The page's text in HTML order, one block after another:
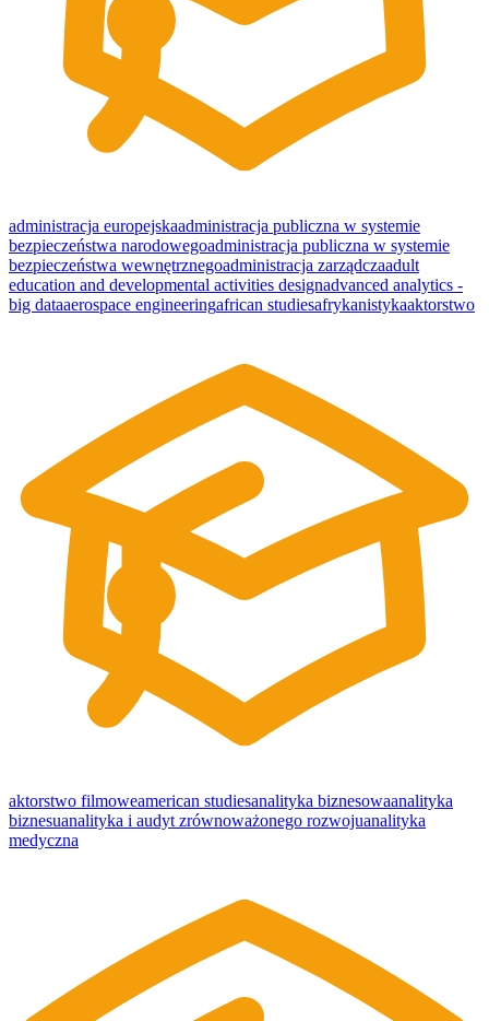
administracja europejskaadministracja publiczna w systemie
bezpieczeństwa narodowegoadministracja publiczna w systemie
bezpieczeństwa wewnętrznegoadministracja zarządczaadult
education and developmental activities designadvanced analytics -
big dataaerospace engineeringafrican studiesafrykanistykaaktorstwo
aktorstwo filmoweamerican studiesanalityka biznesowaanalityka
biznesuanalityka i audyt zrównoważonego rozwojuanalityka
medyczna